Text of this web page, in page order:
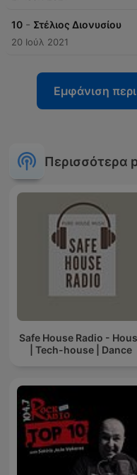
10 - Στέλιος Διονυσίου
20 Ιούλ 2021
Εμφάνιση
Περισσότερα
Safe House Radio -
| Tech-house | Dance